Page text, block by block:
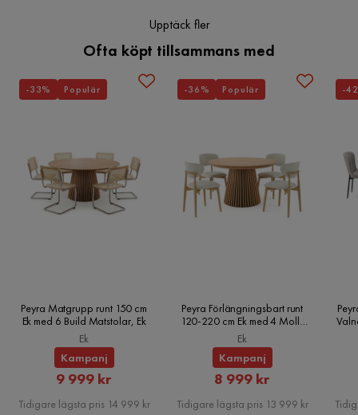
Upptäck fler
Ofta köpt tillsammans med
Peyra Matgrupp runt 150 cm
Ek med 6 Build Matstolar, Ek
Ek
Kampanj
Rabatterat
Pris
9 999 kr
Tidigare lägsta pris 14 999 kr
-33% Populär
Peyra Förlängningsbart runt
120-220 cm Ek med 4 Molly
Matstolar, Ek
Ek
Kampanj
Rabatterat
Pris
8 999 kr
Tidigare lägsta pris 13 999 kr
-36% Populär -